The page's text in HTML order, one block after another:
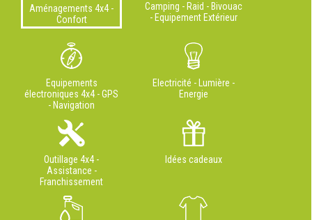
Aménagements 4x4 -
Confort
Camping - Raid - Bivouac
- Equipement Extérieur
Equipements
électroniques 4x4 - GPS
- Navigation
Electricité - Lumière -
Energie
Outillage 4x4 -
Assistance -
Franchissement
Idées cadeaux